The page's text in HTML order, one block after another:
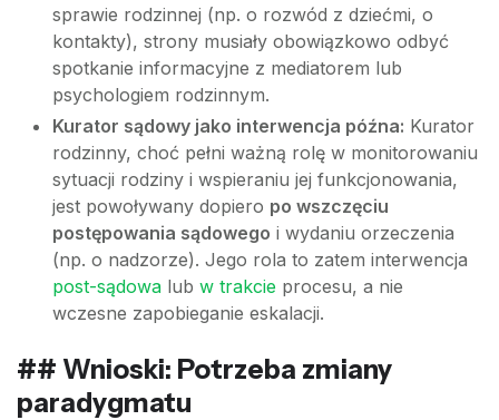
sprawie rodzinnej (np. o rozwód z dziećmi, o
kontakty), strony musiały obowiązkowo odbyć
spotkanie informacyjne z mediatorem lub
psychologiem rodzinnym.
Kurator sądowy jako interwencja późna: Kurator
rodzinny, choć pełni ważną rolę w monitorowaniu
sytuacji rodziny i wspieraniu jej funkcjonowania,
jest powoływany dopiero po wszczęciu
postępowania sądowego i wydaniu orzeczenia
(np. o nadzorze). Jego rola to zatem interwencja
post-sądowa lub w trakcie procesu, a nie
wczesne zapobieganie eskalacji.
## Wnioski: Potrzeba zmiany
paradygmatu